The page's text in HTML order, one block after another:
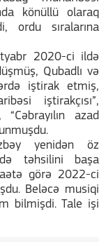
könüllü olaraq
ordu sıralarına
2020-ci ildə
Qubadlı və
iştirak etmiş,
iştirakçısı”,
azad
yenidən öz
təhsilini başa
görə 2022-ci
Beləcə musiqi
bilmişdi. Tale işi